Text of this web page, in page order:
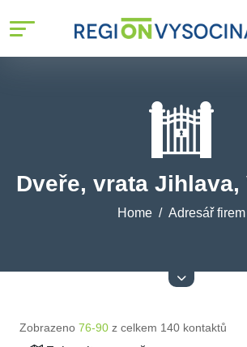
Dveře, vrata
Home Adresář firem
Zobrazeno 76-90 z celkem 140 kontaktů